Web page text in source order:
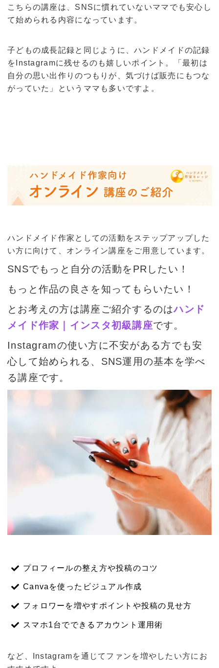
こちらの講座は、SNSに慣れていないママでも安心し
て始められる内容になっています。
子どもの成長記録と同じように、ハンドメイドの記録
をInstagramに残せるのも嬉しいポイント。「最初は
自分の思い出作りのつもりが、気づけば販売にもつな
がっていた」というママも多いですよ。
ハンドメイド作家としての活動をステップアップした
い方に向けて、オンライン講座をご用意しています。
SNSでもっと自分の活動をPRしたい！
もっと作品の良さを知ってもらいたい！
とお考えの方は講座ご紹介するのはハンド
メイド作家｜インスタ初級講座です。
Instagramの使い方に不安がある方でも安
心して始められる、SNS運用の基本を学べ
る講座です。
プロフィールの整え方や投稿のコツ
Canvaを使ったビジュアル作成
フォロワーを増やすポイントや投稿の見せ方
スマホ1台でできるアカウント運用術
など、Instagramを通じてファンを増やしたい方にお